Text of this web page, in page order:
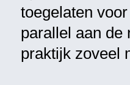
toegelaten
parallel aan de
praktijk zoveel